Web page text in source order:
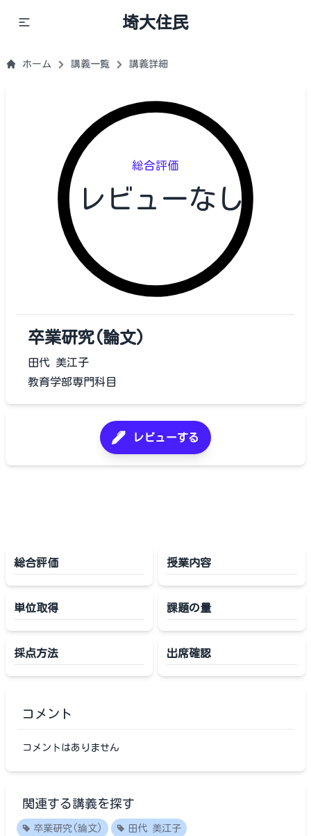
埼大住民
ホーム 講義一覧 講義詳細
総合評価
レビューなし
卒業研究(論文)
田代 美江子
教育学部専門科目
レビューする
総合評価 授業内容
単位取得 課題の量
採点方法 出席確認
コメント
コメントはありません
関連する講義を探す
卒業研究(論文) 田代 美江子